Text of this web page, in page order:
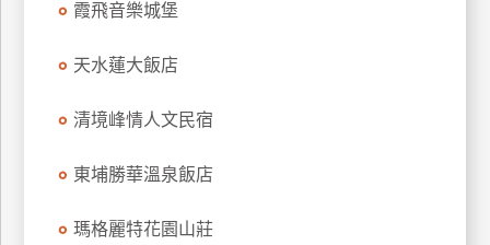
霞飛音樂城堡
天水蓮大飯店
清境峰情人文民宿
東埔勝華溫泉飯店
瑪格麗特花園山莊